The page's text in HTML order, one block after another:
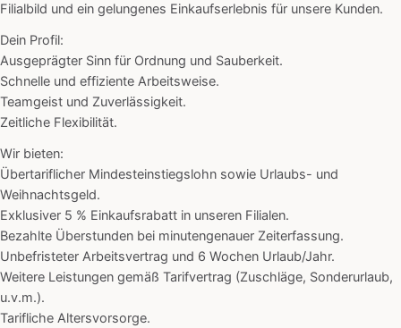
Filialbild und ein gelungenes Einkaufserlebnis für unsere Kunden.
Dein Profil:
Ausgeprägter Sinn für Ordnung und Sauberkeit.
Schnelle und effiziente Arbeitsweise.
Teamgeist und Zuverlässigkeit.
Zeitliche Flexibilität.
Wir bieten:
Übertariflicher Mindesteinstiegslohn sowie Urlaubs- und
Weihnachtsgeld.
Exklusiver 5 % Einkaufsrabatt in unseren Filialen.
Bezahlte Überstunden bei minutengenauer Zeiterfassung.
Unbefristeter Arbeitsvertrag und 6 Wochen Urlaub/Jahr.
Weitere Leistungen gemäß Tarifvertrag (Zuschläge, Sonderurlaub,
u.v.m.).
Tarifliche Altersvorsorge.